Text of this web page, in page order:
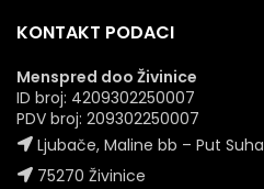
KONTAKT PODACI
Menspred doo Živinice
ID broj: 4209302250007
PDV broj: 209302250007
Ljubače, Maline bb – Put Suha
75270 Živinice